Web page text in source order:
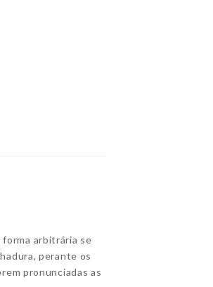
arbitrária se
perante os
pronunciadas as